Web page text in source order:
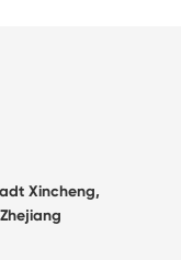
Xincheng,